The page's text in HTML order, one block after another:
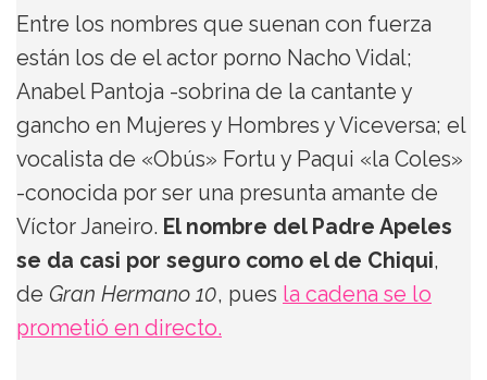
Entre los nombres que suenan con fuerza
están los de el actor porno Nacho Vidal;
Anabel Pantoja -sobrina de la cantante y
gancho en Mujeres y Hombres y Viceversa; el
vocalista de «Obús» Fortu y Paqui «la Coles»
-conocida por ser una presunta amante de
Víctor Janeiro. El nombre del Padre Apeles
se da casi por seguro como el de Chiqui,
de Gran Hermano 10, pues la cadena se lo
prometió en directo.